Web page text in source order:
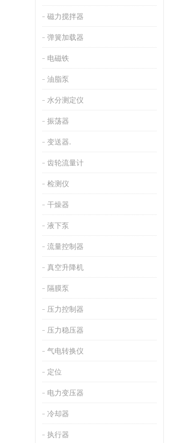
磁力搅拌器
弹簧加载器
电磁铁
油脂泵
水分测定仪
振荡器
变送器.
齿轮流量计
检测仪
干燥器
液下泵
流量控制器
真空升降机
隔膜泵
压力控制器
压力稳压器
气电转换仪
定位
电力变压器
冷却器
执行器